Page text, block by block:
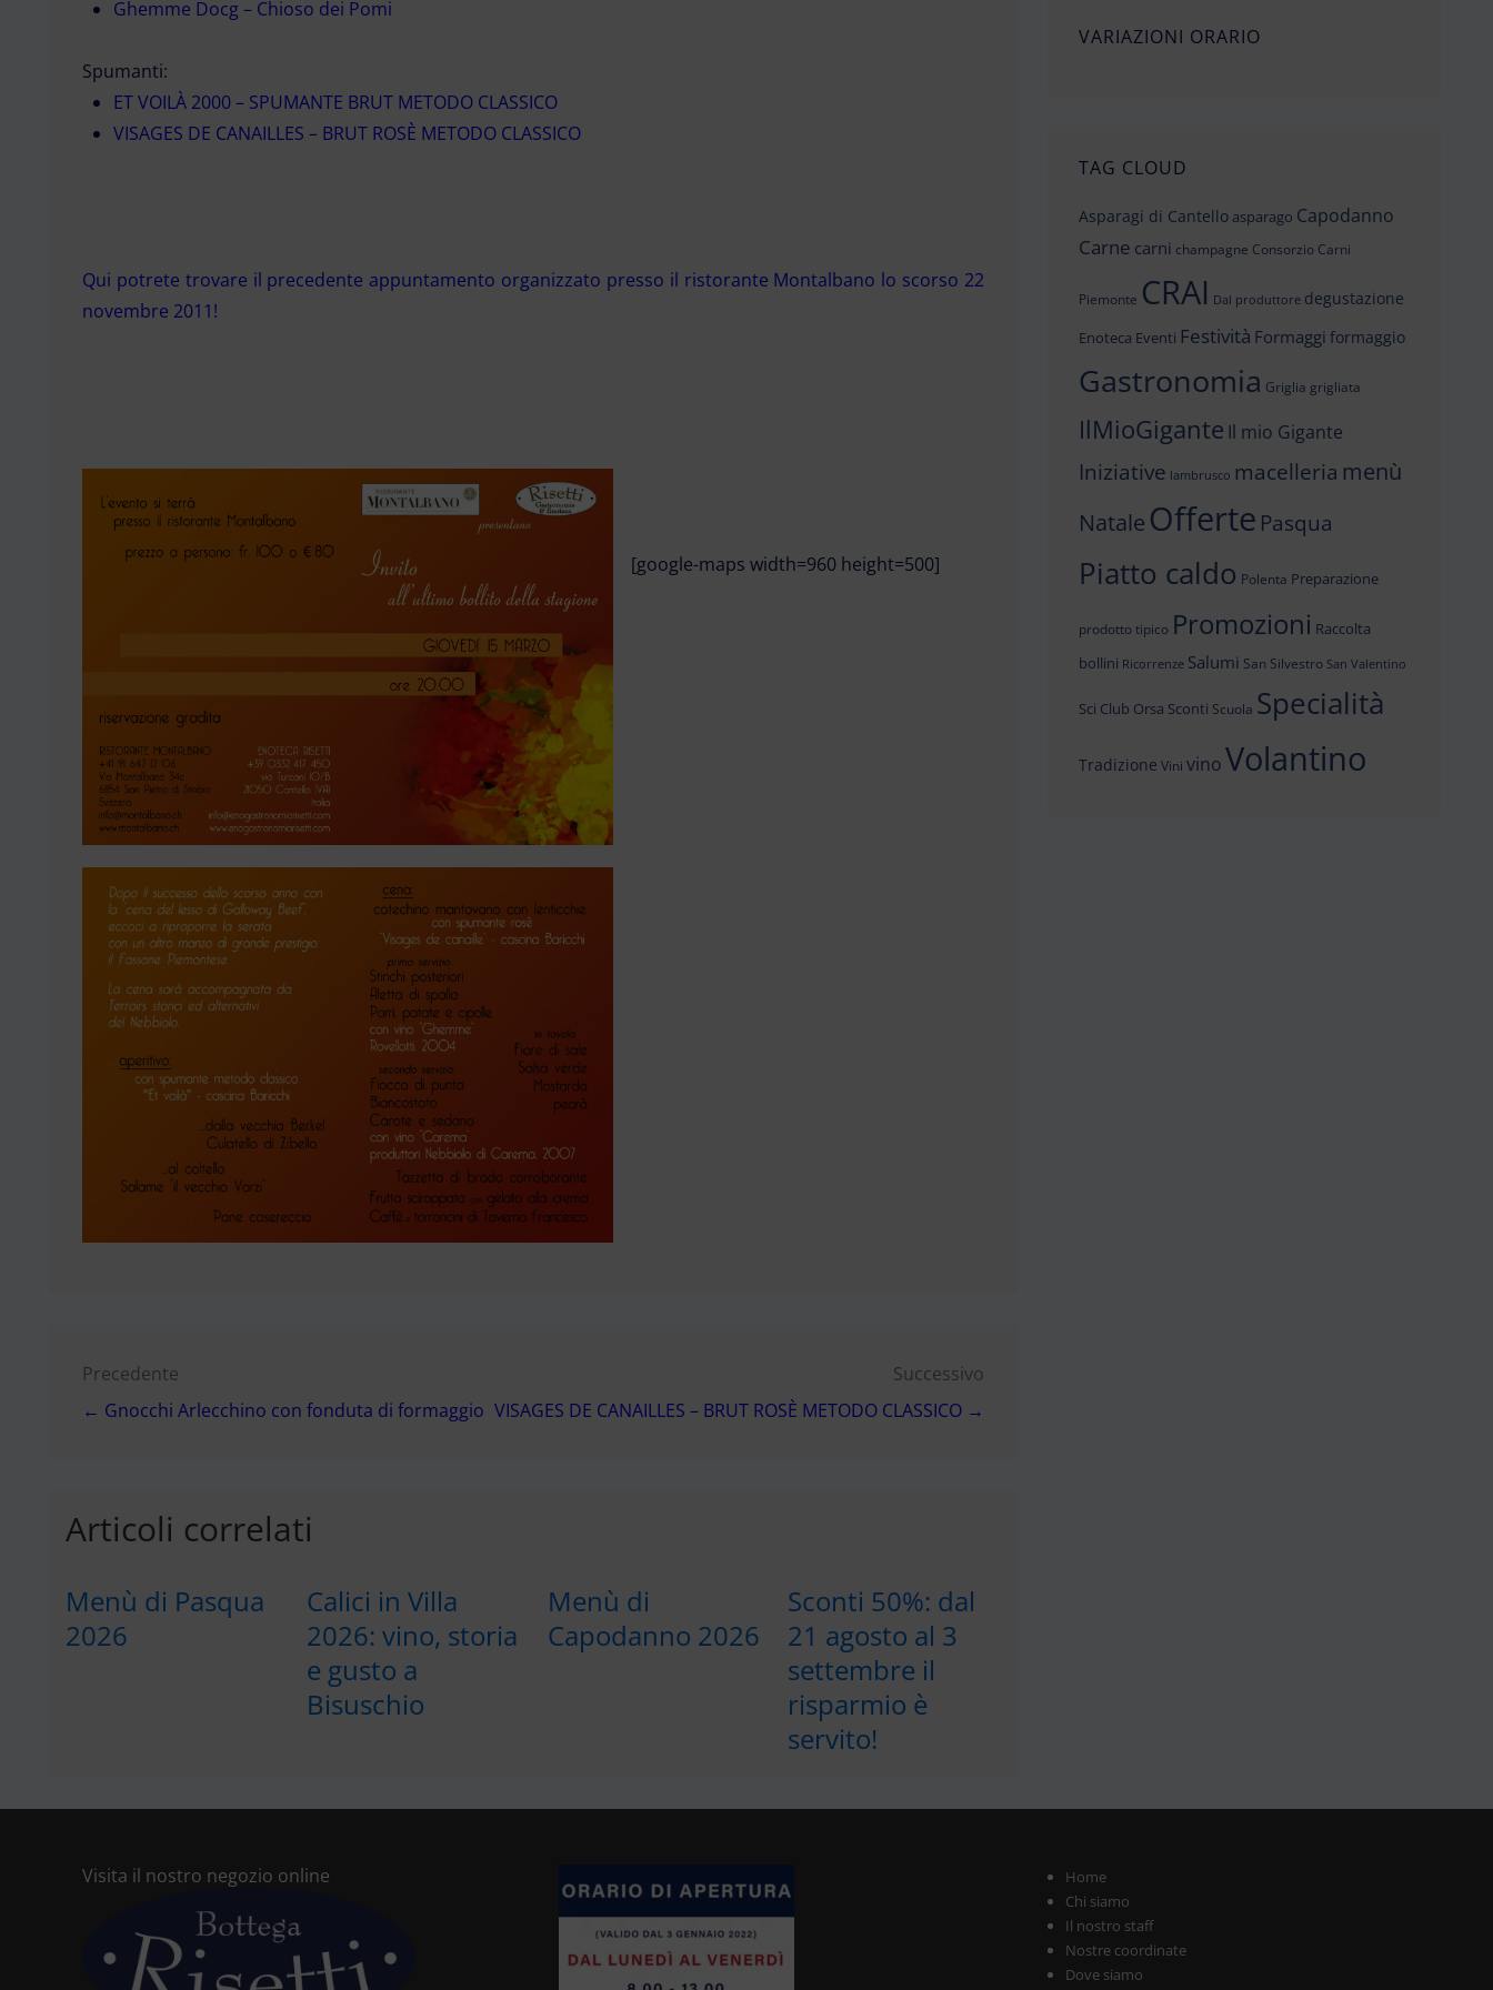
Ghemme Docg – Chioso dei Pomi
Spumanti:
ET VOILÀ 2000 – SPUMANTE BRUT METODO CLASSICO
VISAGES DE CANAILLES – BRUT ROSÈ METODO CLASSICO
Qui potrete trovare il precedente appuntamento organizzato presso il ristorante Montalbano lo scorso 22
novembre 2011!
[google-maps width=960 height=500]
Navigazione
articoli
Precedente
← Gnocchi Arlecchino con fonduta di formaggio
Successivo
VISAGES DE CANAILLES – BRUT ROSÈ METODO CLASSICO →
Articoli correlati
Menù di Pasqua
2026
Calici in Villa
2026: vino, storia
e gusto a
Bisuschio
Menù di
Capodanno 2026
Sconti 50%: dal
21 agosto al 3
settembre il
risparmio è
servito!
VARIAZIONI ORARIO
TAG CLOUD
Asparagi di Cantello asparago Capodanno
Carne carni champagne Consorzio Carni
Piemonte CRAI Dal produttore degustazione
Enoteca Eventi Festività Formaggi formaggio
Gastronomia Griglia grigliata
IlMioGigante Il mio Gigante
Iniziative lambrusco macelleria menù
Natale Offerte Pasqua
Piatto caldo Polenta Preparazione
prodotto tipico Promozioni Raccolta
bollini Ricorrenze Salumi San Silvestro San Valentino
Sci Club Orsa Sconti Scuola Specialità
Tradizione Vini vinoVolantino
Visita il nostro negozio online
Home
Chi siamo
Il nostro staff
Nostre coordinate
Dove siamo